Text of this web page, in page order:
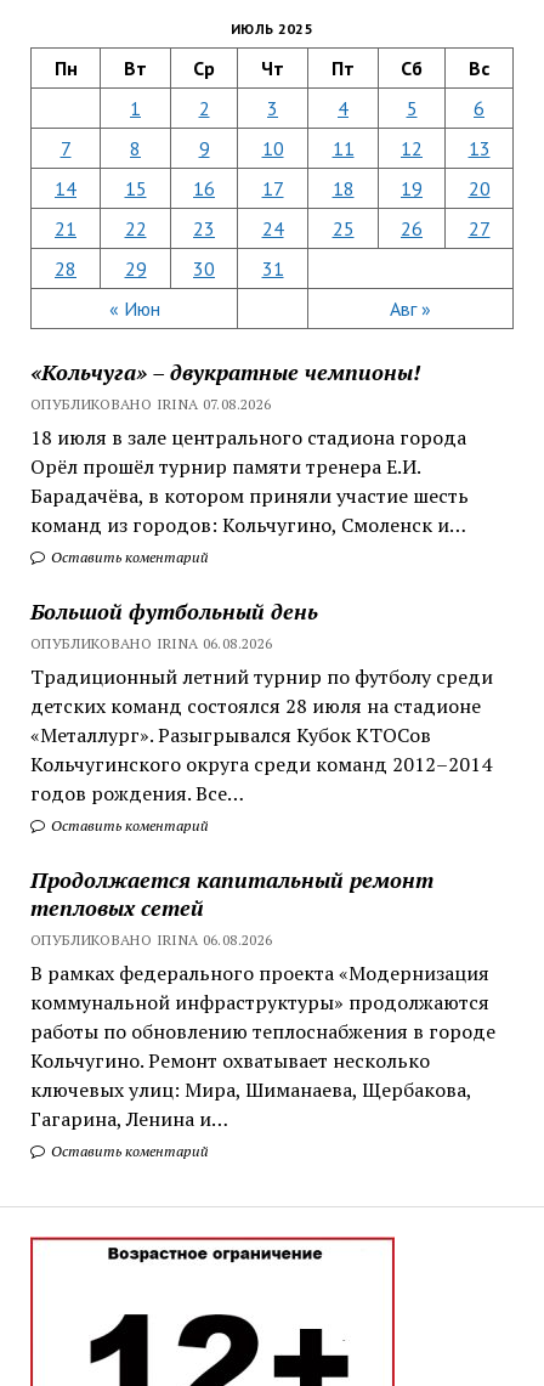
ИЮЛЬ 2025
Пн Вт Ср Чт Пт Сб Вс
« Июн Авг »
1 2 3 4 5
6
7
8 9 10 11 12
13
14
15 16 17 18 19
20
21
22 23 24 25 26
27
28
29 30 31
«Кольчуга» – двукратные чемпионы!
ОПУБЛИКОВАНО IRINA 07.08.2026
18 июля в зале центрального стадиона города
Орёл прошёл турнир памяти тренера Е.И.
Барадачёва, в котором приняли участие шесть
команд из городов: Кольчугино, Смоленск и…
Оставить коментарий
Большой футбольный день
ОПУБЛИКОВАНО IRINA 06.08.2026
Традиционный летний турнир по футболу среди
детских команд состоялся 28 июля на стадионе
«Металлург». Разыгрывался Кубок КТОСов
Кольчугинского округа среди команд 2012–2014
годов рождения. Все…
Оставить коментарий
Продолжается капитальный ремонт
тепловых сетей
ОПУБЛИКОВАНО IRINA 06.08.2026
В рамках федерального проекта «Модернизация
коммунальной инфраструктуры» продолжаются
работы по обновлению теплоснабжения в городе
Кольчугино. Ремонт охватывает несколько
ключевых улиц: Мира, Шиманаева, Щербакова,
Гагарина, Ленина и…
Оставить коментарий